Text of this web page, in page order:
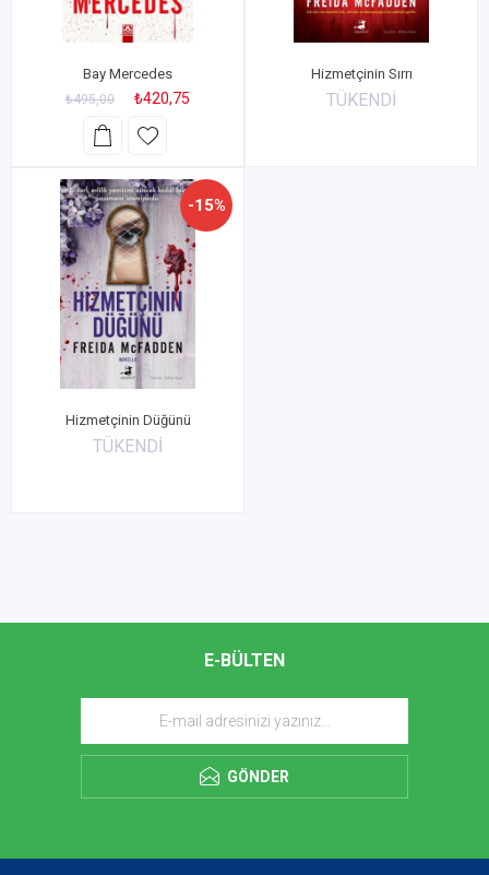
Bay Mercedes
₺495,00 ₺420,75
Hizmetçinin Sırrı
TÜKENDİ
-15%
Hizmetçinin Düğünü
TÜKENDİ
E-BÜLTEN
GÖNDER